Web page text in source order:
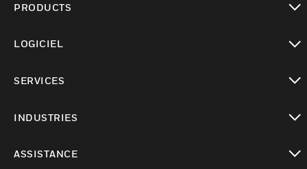
PRODUCTS
LOGICIEL
SERVICES
INDUSTRIES
ASSISTANCE